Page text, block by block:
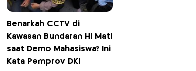
Benarkah CCTV di
Kawasan Bundaran HI Mati
saat Demo Mahasiswa? Ini
Kata Pemprov DKI